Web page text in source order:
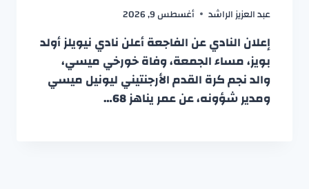
عبد العزيز الراشد أغسطس 9, 2026
إعلان النادي عن الفاجعة أعلن نادي نيويلز أولد
بويز، مساء الجمعة، وفاة خورخي ميسي،
والد نجم كرة القدم الأرجنتيني ليونيل ميسي
ومدير شؤونه، عن عمر يناهز 68…